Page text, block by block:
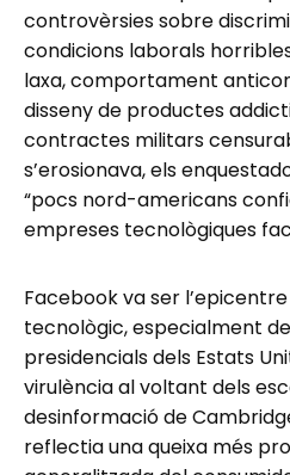
controvèrsies sobre
condicions laborals
laxa, comportament
disseny de productes
contractes militars
s’erosionava, els
“pocs nord-americans
empreses tecnològiques
Facebook va ser
tecnològic, especialment
presidencials dels Estats
virulència al voltant dels
desinformació de
reflectia una queixa més